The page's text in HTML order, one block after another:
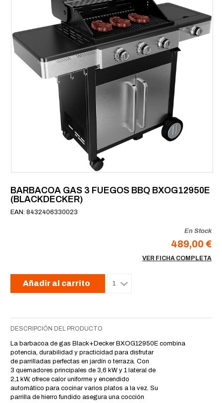
BARBACOA GAS 3 FUEGOS BBQ BXOG12950E
(BLACKDECKER)
EAN: 8432406330023
En Stock
489,00 €
VER FICHA COMPLETA
Añadir al carrito
DESCRIPCIÓN DEL PRODUCTO
La barbacoa de gas Black+Decker BXOG12950E combina
potencia, durabilidad y practicidad para disfrutar
de parrilladas perfectas en jardín o terraza. Con
3 quemadores principales de 3,6 kW y 1 lateral de
2,1 kW, ofrece calor uniforme y encendido
automático para cocinar varios platos a la vez. Su
parrilla de hierro fundido asegura una cocción